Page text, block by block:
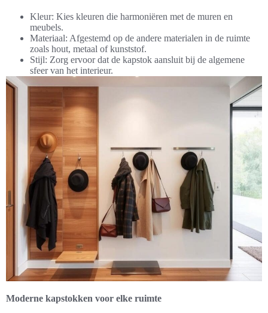
Kleur: Kies kleuren die harmoniëren met de muren en
meubels.
Materiaal: Afgestemd op de andere materialen in de ruimte
zoals hout, metaal of kunststof.
Stijl: Zorg ervoor dat de kapstok aansluit bij de algemene
sfeer van het interieur.
Moderne kapstokken voor elke ruimte